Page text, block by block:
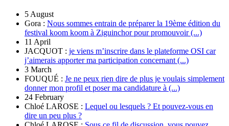
5 August
Gora : Nous sommes entrain de préparer la 19ème édition du
festival koom koom à Ziguinchor pour promouvoir (...)
11 April
JACQUOT : je viens m’inscrire dans le plateforme OSI car
j’aimerais apporter ma participation concernant (...)
3 March
FOUQUÉ : Je ne peux rien dire de plus je voulais simplement
donner mon profil et poser ma candidature à (...)
24 February
Chloé LAROSE : Lequel ou lesquels ? Et pouvez-vous en
dire un peu plus ?